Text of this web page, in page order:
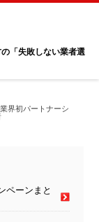
「失敗しない業者選
界初パートナーシ
ペーンまと